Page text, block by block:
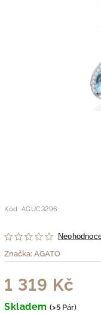
Kód: AGUC3296
Značka: AGATO
1 319 Kč
Skladem (>5 Pár)